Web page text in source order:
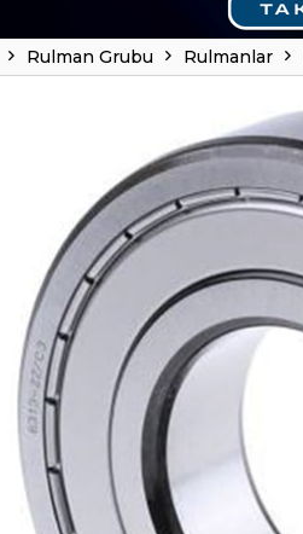
Rulman Grubu Rulmanlar